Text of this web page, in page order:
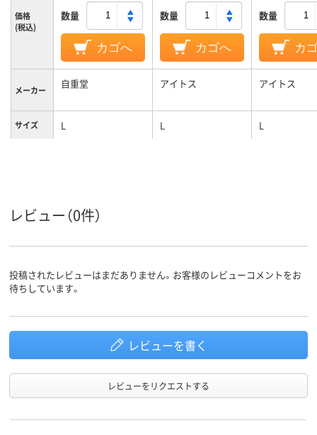
価格
(税込)
数量
カゴへ
数量
カゴへ
数量
カ
メーカー 自重堂 アイトス アイトス
サイズ L L L
レビュー（0件）
投稿されたレビューはまだありません。お客様のレビューコメントをお
待ちしています。
レビューを書く
レビューをリクエストする